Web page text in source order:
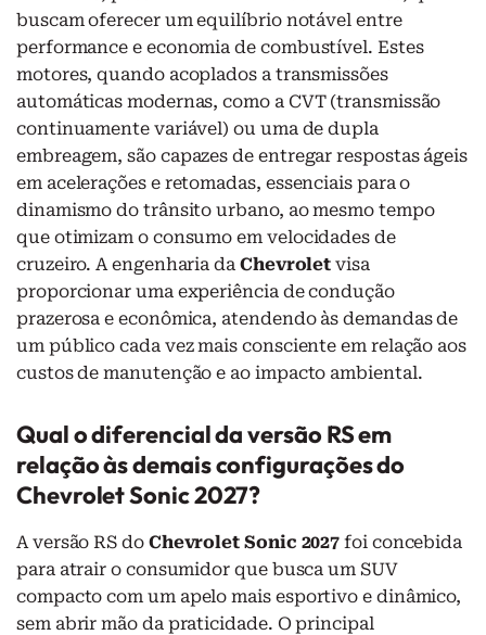
buscam oferecer um equilíbrio notável entre
performance e economia de combustível. Estes
motores, quando acoplados a transmissões
automáticas modernas, como a CVT (transmissão
continuamente variável) ou uma de dupla
embreagem, são capazes de entregar respostas ágeis
em acelerações e retomadas, essenciais para o
dinamismo do trânsito urbano, ao mesmo tempo
que otimizam o consumo em velocidades de
cruzeiro. A engenharia da Chevrolet visa
proporcionar uma experiência de condução
prazerosa e econômica, atendendo às demandas de
um público cada vez mais consciente em relação aos
custos de manutenção e ao impacto ambiental.
Qual o diferencial da versão RS em
relação às demais configurações do
Chevrolet Sonic 2027?
A versão RS do Chevrolet Sonic 2027 foi concebida
para atrair o consumidor que busca um SUV
compacto com um apelo mais esportivo e dinâmico,
sem abrir mão da praticidade. O principal